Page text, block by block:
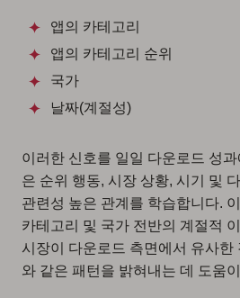
앱의 카테고리
앱의 카테고리 순위
국가
날짜(계절성)
이러한 신호를 일일 다운로드 성
은 순위 행동, 시장 상황, 시기 및
관련성 높은 관계를 학습합니다.
카테고리 및 국가 전반의 계절적
시장이 다운로드 측면에서 유사한
와 같은 패턴을 밝혀내는 데 도움